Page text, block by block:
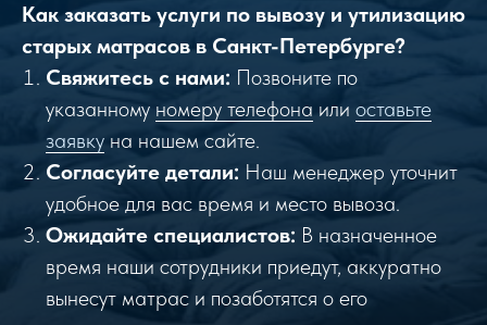
Как заказать услуги по вывозу и утилизацию
старых матрасов в Санкт-Петербурге?
Свяжитесь с нами: Позвоните по
указанному номеру телефона или оставьте
заявку на нашем сайте.
Согласуйте детали: Наш менеджер уточнит
удобное для вас время и место вывоза.
Ожидайте специалистов: В назначенное
время наши сотрудники приедут, аккуратно
вынесут матрас и позаботятся о его